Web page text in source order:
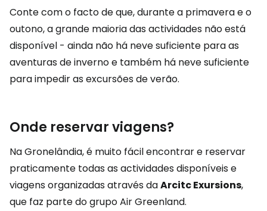
Conte com o facto de que, durante a primavera e o
outono, a grande maioria das actividades não está
disponível - ainda não há neve suficiente para as
aventuras de inverno e também há neve suficiente
para impedir as excursões de verão.
Onde reservar viagens?
Na Gronelândia, é muito fácil encontrar e reservar
praticamente todas as actividades disponíveis e
viagens organizadas através daArcitc Exursions,
que faz parte do grupo Air Greenland.